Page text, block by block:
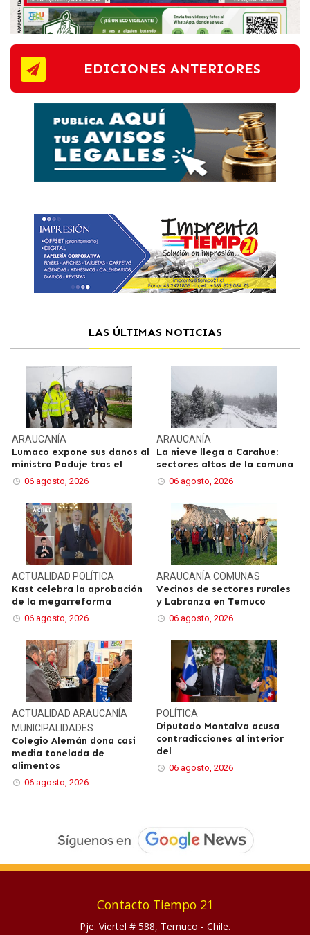
EDICIONES ANTERIORES
LAS ÚLTIMAS NOTICIAS
ARAUCANÍA
Lumaco expone sus daños al
ministro Poduje tras el
06 agosto, 2026
ARAUCANÍA
La nieve llega a Carahue:
sectores altos de la comuna
06 agosto, 2026
ACTUALIDAD POLÍTICA
Kast celebra la aprobación
de la megarreforma
06 agosto, 2026
ARAUCANÍA COMUNAS
Vecinos de sectores rurales
y Labranza en Temuco
06 agosto, 2026
ACTUALIDADARAUCANÍA
MUNICIPALIDADES
Colegio Alemán dona casi
media tonelada de
alimentos
06 agosto, 2026
POLÍTICA
Diputado Montalva acusa
contradicciones al interior
del
06 agosto, 2026
Contacto Tiempo 21
Pje. Viertel # 588, Temuco - Chile.